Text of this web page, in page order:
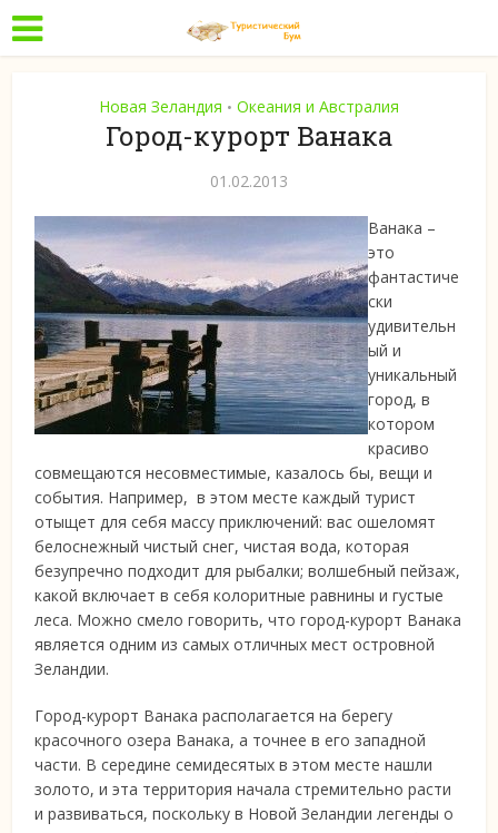
Новая Зеландия • Океания и Австралия
Город-курорт Ванака
01.02.2013
Ванака –
это
фантастиче
ски
удивительн
ый и
уникальный
город, в
котором
красиво
совмещаются несовместимые, казалось бы, вещи и
события. Например, в этом местекаждый турист
отыщет для себя массу приключений: вас ошеломят
белоснежный чистый снег, чистая вода, которая
безупречно подходит для рыбалки; волшебный пейзаж,
какой включает в себя колоритные равнины и густые
леса. Можно смело говорить, что город-курорт Ванака
является одним из самых отличных мест островной
Зеландии.
Город-курорт Ванака располагается на берегу
красочного озера Ванака, а точнее в его западной
части. В середине семидесятых в этом месте нашли
золото, и эта территория начала стремительно расти
и развиваться, поскольку в Новой Зеландии легенды о